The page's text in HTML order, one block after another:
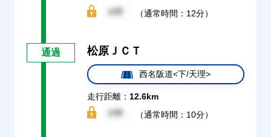
（通常時間：12分）
通過 松原ＪＣＴ
西名阪道<下/天理>
走行距離： 12.6km
（通常時間：10分）